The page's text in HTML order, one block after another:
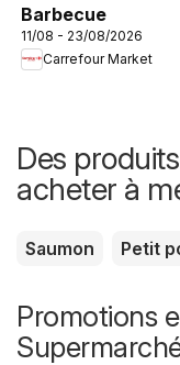
Barbecue
11/08 - 23/08/2026
Carrefour Market
Des
acheter à
Saumon Petit
Promotions